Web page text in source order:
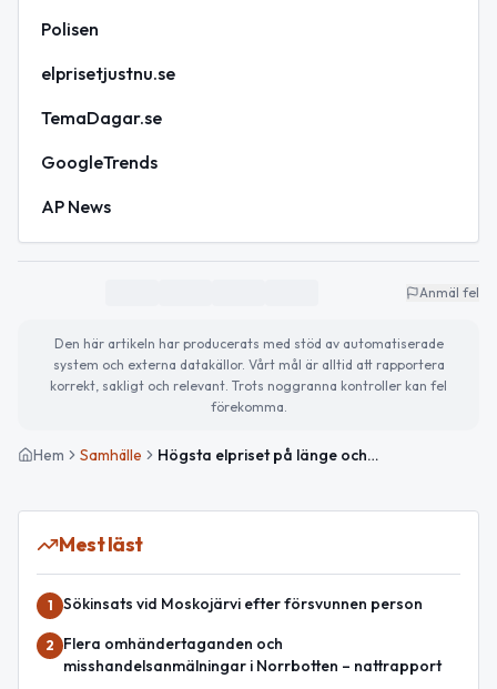
Polisen
elprisetjustnu.se
TemaDagar.se
GoogleTrends
AP News
Anmäl fel
Den här artikeln har producerats med stöd av automatiserade
system och externa datakällor. Vårt mål är alltid att rapportera
korrekt, sakligt och relevant. Trots noggranna kontroller kan fel
förekomma.
Hem Samhälle Högsta elpriset på länge och fokus på mångfald idag
Mest läst
1 Sökinsats vid Moskojärvi efter försvunnen person
2
Flera omhändertaganden och
misshandelsanmälningar i Norrbotten – nattrapport